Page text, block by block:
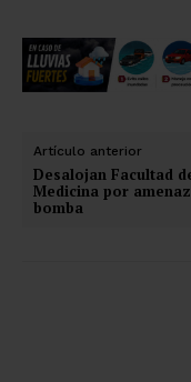
Artículo anterior
Desalojan Facultad
Medicina por
bomba